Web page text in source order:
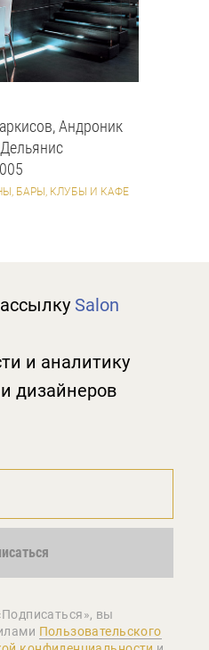
Андроник
БАРЫ, КЛУБЫ И КАФЕ
Salon
и аналитику
дизайнеров
вы
Пользовательского